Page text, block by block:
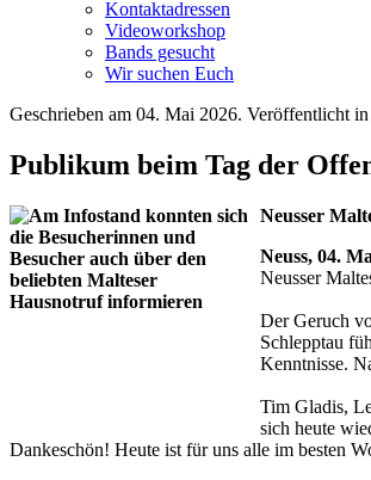
Kontaktadressen
Videoworkshop
Bands gesucht
Wir suchen Euch
Geschrieben am 04. Mai 2026. Veröffentlicht in
Publikum beim Tag der
Neusser
Neuss, 04.
Neusser
Der Geruch
Schlepptau
Kenntnisse.
Tim Gladis,
sich heute
Dankeschön! Heute ist für uns alle im besten